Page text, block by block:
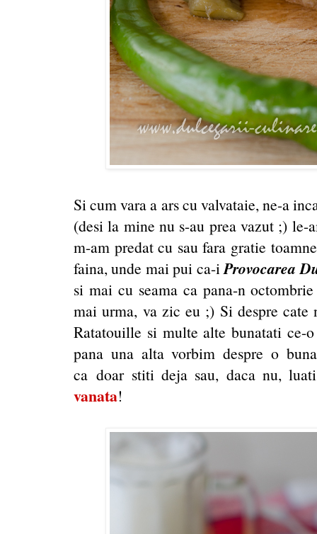
Si cum vara a ars cu valvataie, ne-a
(desi la mine nu s-au prea vazut ;) le-
m-am predat cu sau fara gratie
faina, unde mai pui ca-iProvocarea
si mai cu seama ca pana-n
mai urma, va zic eu ;) Si despre cate
Ratatouille si multe alte bunatati ce-
pana una alta vorbim despre o
ca doar stiti deja sau, daca nu,
vanata!